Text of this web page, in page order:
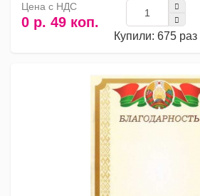
Цена с НДС
0 р. 49 коп.
Купили: 675 раз